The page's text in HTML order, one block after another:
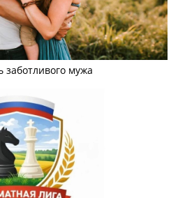
заботливого мужа